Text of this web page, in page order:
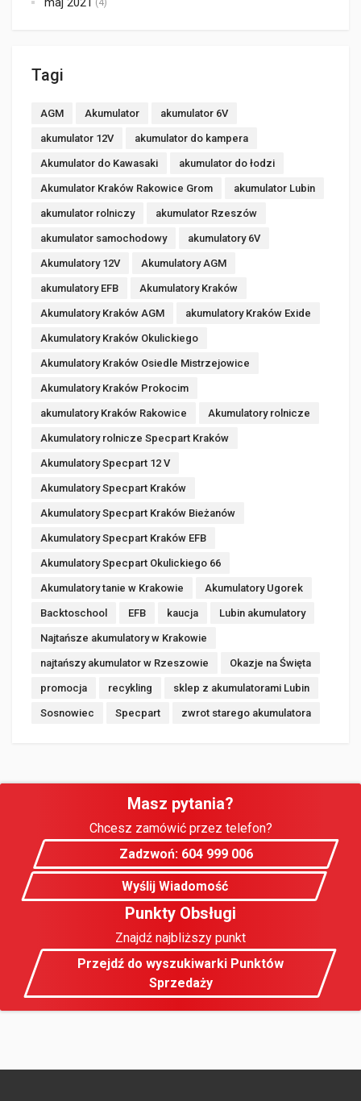
(4)
Tagi
AGM Akumulator akumulator 6V
akumulator 12V akumulator do kampera
Akumulator do Kawasaki akumulator do łodzi
Akumulator Kraków Rakowice Grom akumulator Lubin
akumulator rolniczy akumulator Rzeszów
akumulator samochodowy akumulatory 6V
Akumulatory 12V Akumulatory AGM
akumulatory EFB Akumulatory Kraków
Akumulatory Kraków AGM akumulatory Kraków Exide
Akumulatory Kraków Okulickiego
Akumulatory Kraków Osiedle Mistrzejowice
Akumulatory Kraków Prokocim
akumulatory Kraków Rakowice Akumulatory rolnicze
Akumulatory rolnicze Specpart Kraków
Akumulatory Specpart 12 V
Akumulatory Specpart Kraków
Akumulatory Specpart Kraków Bieżanów
Akumulatory Specpart Kraków EFB
Akumulatory Specpart Okulickiego 66
Akumulatory tanie w Krakowie Akumulatory Ugorek
Backtoschool EFB kaucja Lubin akumulatory
Najtańsze akumulatory w Krakowie
najtańszy akumulator w Rzeszowie Okazje na Święta
promocja recykling sklep z akumulatorami Lubin
Sosnowiec Specpart zwrot starego akumulatora
Masz pytania?
Chcesz zamówić przez telefon?
Zadzwoń: 604 999 006
Wyślij Wiadomość
Punkty Obsługi
Znajdź najbliższy punkt
Przejdź do wyszukiwarki Punktów
Sprzedaży